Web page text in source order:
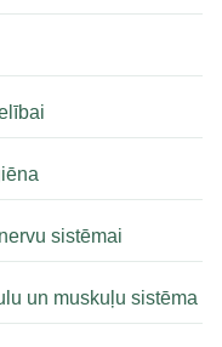
sistēmai
un muskuļu sistēma